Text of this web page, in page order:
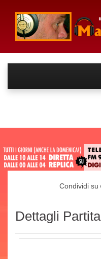
Condividi su
Dettagli Partita